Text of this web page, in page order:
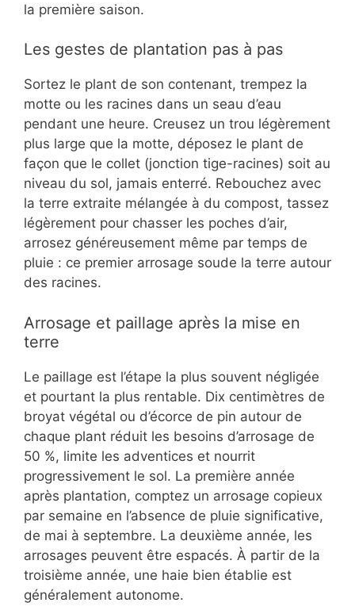
la première saison.
Les gestes de plantation pas à pas
Sortez le plant de son contenant, trempez la
motte ou les racines dans un seau d’eau
pendant une heure. Creusez un trou légèrement
plus large que la motte, déposez le plant de
façon que le collet (jonction tige-racines) soit au
niveau du sol, jamais enterré. Rebouchez avec
la terre extraite mélangée à du compost, tassez
légèrement pour chasser les poches d’air,
arrosez généreusement même par temps de
pluie : ce premier arrosage soude la terre autour
des racines.
Arrosage et paillage après la mise en
terre
Le paillage est l’étape la plus souvent négligée
et pourtant la plus rentable. Dix centimètres de
broyat végétal ou d’écorce de pin autour de
chaque plant réduit les besoins d’arrosage de
50 %, limite les adventices et nourrit
progressivement le sol. La première année
après plantation, comptez un arrosage copieux
par semaine en l’absence de pluie significative,
de mai à septembre. La deuxième année, les
arrosages peuvent être espacés. À partir de la
troisième année, une haie bien établie est
généralement autonome.